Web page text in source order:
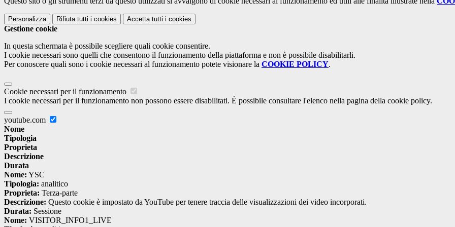
Personalizza Rifiuta tutti i cookies Accetta tutti i cookies
Gestione cookie
In questa schermata è possibile scegliere quali cookie consentire.
I cookie necessari sono quelli che consentono il funzionamento della piattaforma e non è possibile disabilitarli.
Per conoscere quali sono i cookie necessari al funzionamento potete visionare la COOKIE POLICY.
Cookie necessari per il funzionamento
I cookie necessari per il funzionamento non possono essere disabilitati. È possibile consultare l'elenco nella pagina della cookie policy.
youtube.com
Nome
Tipologia
Proprieta
Descrizione
Durata
Nome: YSC
Tipologia: analitico
Proprieta: Terza-parte
Descrizione: Questo cookie è impostato da YouTube per tenere traccia delle visualizzazioni dei video incorporati.
Durata: Sessione
Nome: VISITOR_INFO1_LIVE